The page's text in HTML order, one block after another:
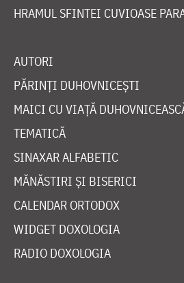
HRAMUL SFINTEI CUVIOASE
AUTORI
PĂRINȚI DUHOVNICEȘTI
MAICI CU VIAȚĂ
TEMATICĂ
SINAXAR ALFABETIC
MĂNĂSTIRI ȘI BISERICI
CALENDAR ORTODOX
WIDGET DOXOLOGIA
RADIO DOXOLOGIA